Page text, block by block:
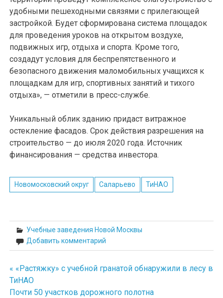
удобными пешеходными связями с прилегающей
застройкой. Будет сформирована система площадок
для проведения уроков на открытом воздухе,
подвижных игр, отдыха и спорта. Кроме того,
создадут условия для беспрепятственного и
безопасного движения маломобильных учащихся к
площадкам для игр, спортивных занятий и тихого
отдыха», — отметили в пресс-службе.
Уникальный облик зданию придаст витражное
остекление фасадов. Срок действия разрешения на
строительство — до июля 2020 года. Источник
финансирования — средства инвестора.
Новомосковский округ Саларьево ТиНАО
Учебные заведения Новой Москвы
Добавить комментарий
Навигация
по
« «Растяжку» с учебной гранатой обнаружили в лесу в
ТиНАО
Почти 50 участков дорожного полотна